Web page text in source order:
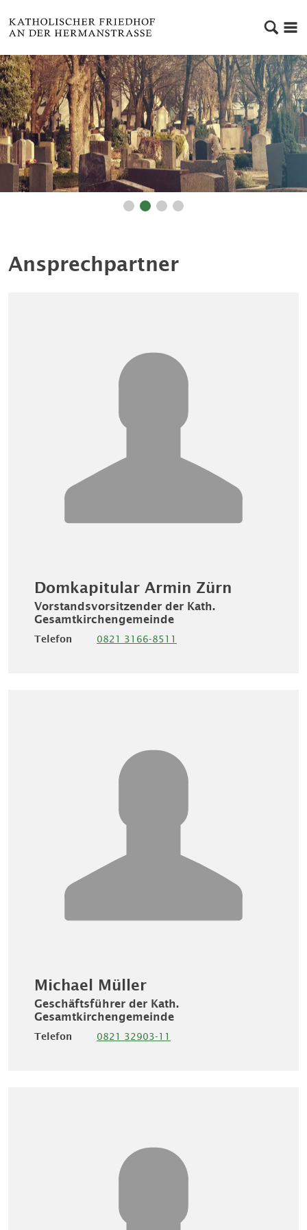
Ansprechpartner
Domkapitular Armin Zürn
Vorstandsvorsitzender der Kath.
Gesamtkirchengemeinde
Telefon 0821 3166-8511
Michael Müller
Geschäftsführer der Kath.
Gesamtkirchengemeinde
Telefon 0821 32903-11